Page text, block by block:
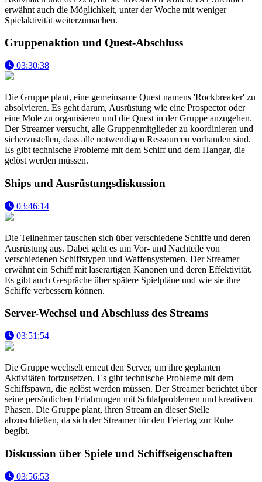
erwähnt auch die Möglichkeit, unter der Woche mit weniger
Spielaktivität weiterzumachen.
Gruppenaktion und Quest-Abschluss
03:30:38
Die Gruppe plant, eine gemeinsame Quest namens 'Rockbreaker' zu
absolvieren. Es geht darum, Ausrüstung wie eine Prospector oder
eine Mole zu organisieren und die Quest in der Gruppe anzugehen.
Der Streamer versucht, alle Gruppenmitglieder zu koordinieren und
sicherzustellen, dass alle notwendigen Ressourcen vorhanden sind.
Es gibt technische Probleme mit dem Schiff und dem Hangar, die
gelöst werden müssen.
Ships und Ausrüstungsdiskussion
03:46:14
Die Teilnehmer tauschen sich über verschiedene Schiffe und deren
Ausrüstung aus. Dabei geht es um Vor- und Nachteile von
verschiedenen Schiffstypen und Waffensystemen. Der Streamer
erwähnt ein Schiff mit laserartigen Kanonen und deren Effektivität.
Es gibt auch Gespräche über spätere Spielpläne und wie sie ihre
Schiffe verbessern können.
Server-Wechsel und Abschluss des Streams
03:51:54
Die Gruppe wechselt erneut den Server, um ihre geplanten
Aktivitäten fortzusetzen. Es gibt technische Probleme mit dem
Schiffspawn, die gelöst werden müssen. Der Streamer berichtet über
seine persönlichen Erfahrungen mit Schlafproblemen und kreativen
Phasen. Die Gruppe plant, ihren Stream an dieser Stelle
abzuschließen, da sich der Streamer für den Feiertag zur Ruhe
begibt.
Diskussion über Spiele und Schiffseigenschaften
03:56:53